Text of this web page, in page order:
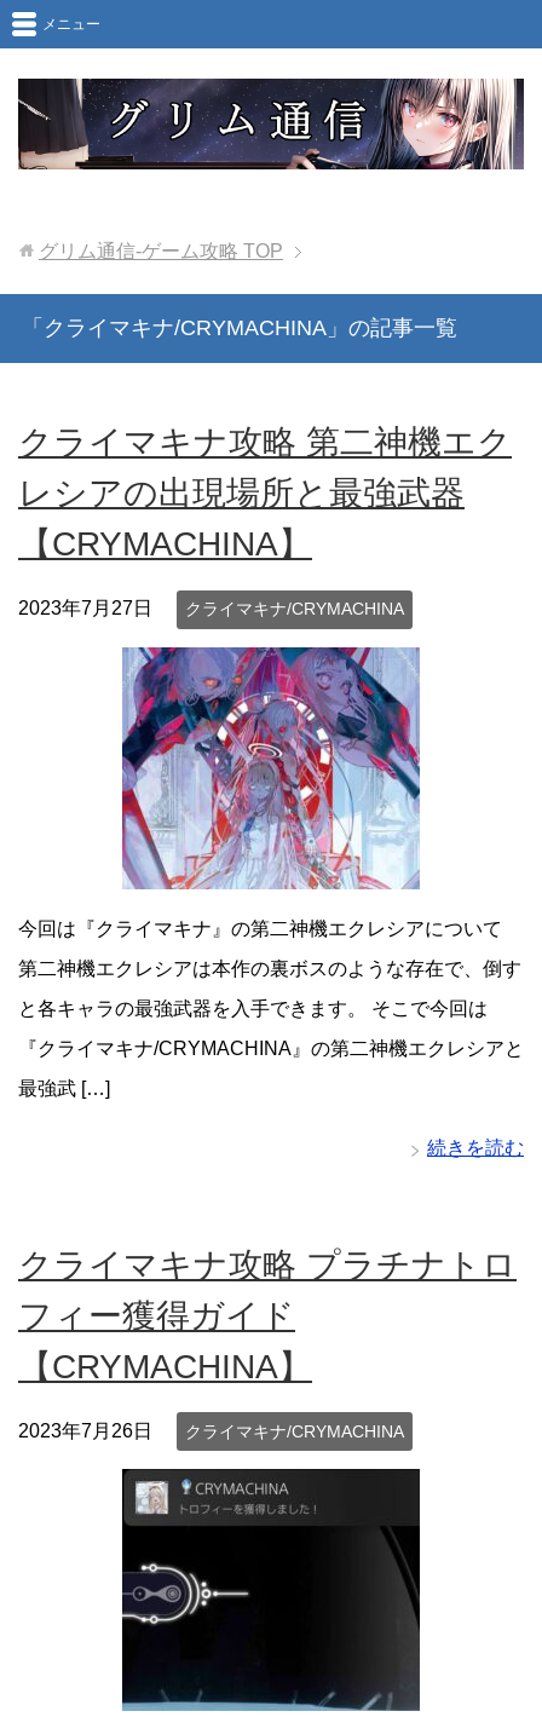
メニュー
グリム通信-ゲーム攻略 TOP
「クライマキナ/CRYMACHINA」の記事一覧
クライマキナ攻略 第二神機エク
レシアの出現場所と最強武器
【CRYMACHINA】
2023年7月27日 クライマキナ/CRYMACHINA
今回は『クライマキナ』の第二神機エクレシアについて
第二神機エクレシアは本作の裏ボスのような存在で、倒す
と各キャラの最強武器を入手できます。 そこで今回は
『クライマキナ/CRYMACHINA』の第二神機エクレシアと
最強武 […]
続きを読む
クライマキナ攻略 プラチナトロ
フィー獲得ガイド
【CRYMACHINA】
2023年7月26日 クライマキナ/CRYMACHINA